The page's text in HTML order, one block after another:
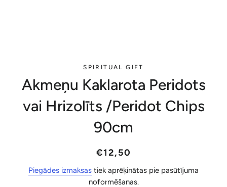
SPIRITUAL GIFT
Akmeņu Kaklarota Peridots
vai Hrizolīts /Peridot Chips
90cm
Parastā
Akcijas
€12,50
Piegādes izmaksas tiek aprēķinātas pie pasūtījuma
noformēšanas.